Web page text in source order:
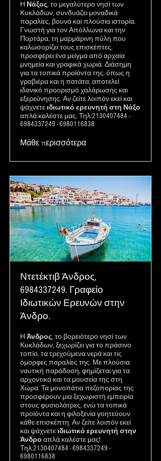
Η Νάξος, το μεγαλύτερο νησί των
Κυκλάδων, συνδυάζει μοναδικά
παραλίες, βουνά και πλούσια ιστορία.
Γνωστή για τον Απόλλωνα και την
Πορτάρα, τη μαρμάρινη πύλη που
καλωσορίζει τους επισκέπτες,
προσφέρει ένα μείγμα από αρχαία
μνημεία και γραφικά χωριά. Διάσημη
για τα τοπικά προϊόντα της, όπως η
γραβιέρα και η πατάτα, αποτελεί
ιδανικό προορισμό χαλάρωσης και
εξερεύνησης. Αν ζείτε λοιπόν εκεί και
ψάχνετε ιδιωτικό ερευνητή στη Νάξο
απλά καλέστε μας. Τηλ:2130407484 -
6984337249 -6980116838
Μάθε περισσότερα
Ντετέκτιβ Άνδρος,
6984337249. Γραφείο
Ιδιωτικών Ερευνών στην
Άνδρο.
Η Άνδρος, το βορειότερο νησί των
Κυκλάδων, ξεχωρίζει για το πράσινο
τοπίο, τα τρεχούμενα νερά και τις
όμορφες παραλίες της. Με πλούσια
ναυτική παράδοση, φημίζεται για τα
αρχοντικά και τα μουσεία της στη
Χώρα. Τα μονοπάτια πεζοπορίας της
προσφέρουν μια ξεχωριστή εμπειρία
στους φυσιολάτρες, ενώ τα τοπικά
προϊόντα και η φιλοξενία γοητεύουν
κάθε επισκέπτη. Αν ζείτε λοιπόν εκεί
και ψάχνετε ιδιωτικό ερευνητή στην
Άνδρο απλά καλέστε μας!
Τηλ:2130407484 -6984337249 -
6980116838